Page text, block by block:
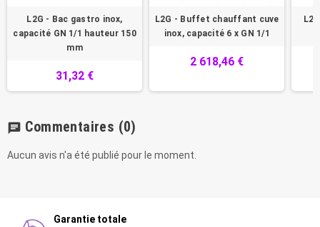
L2G - Bac gastro inox,
capacité GN 1/1 hauteur 150
mm
31,32 €
L2G - Buffet chauffant cuve
inox, capacité 6 x GN 1/1
2 618,46 €
chat Commentaires (0)
Aucun avis n'a été publié pour le moment.
Garantie totale